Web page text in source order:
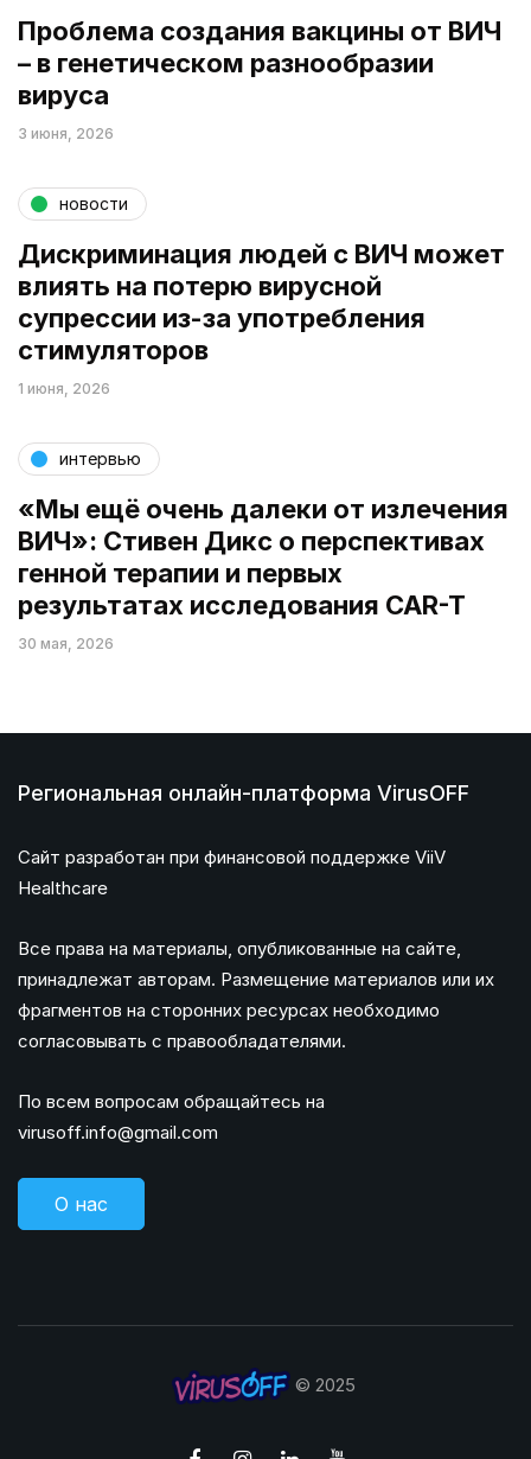
Проблема создания вакцины от ВИЧ
– в генетическом разнообразии
вируса
3 июня, 2026
новости
Дискриминация людей с ВИЧ может
влиять на потерю вирусной
супрессии из-за употребления
стимуляторов
1 июня, 2026
интервью
«Мы ещё очень далеки от излечения
ВИЧ»: Стивен Дикс о перспективах
генной терапии и первых
результатах исследования CAR-T
30 мая, 2026
Региональная онлайн-платформа VirusOFF
Сайт разработан при финансовой поддержке ViiV
Healthcare
Все права на материалы, опубликованные на сайте,
принадлежат авторам. Размещение материалов или их
фрагментов на сторонних ресурсах необходимо
согласовывать с правообладателями.
По всем вопросам обращайтесь на
virusoff.info@gmail.com
О нас
© 2025